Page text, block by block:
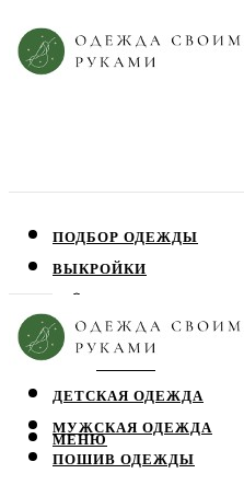
ПОДБОР ОДЕЖДЫ
ВЫКРОЙКИ
ЮБКИ
ДЕТСКАЯ ОДЕЖДА
МУЖСКАЯ ОДЕЖДА
ПОШИВ ОДЕЖДЫ
МЕНЮ